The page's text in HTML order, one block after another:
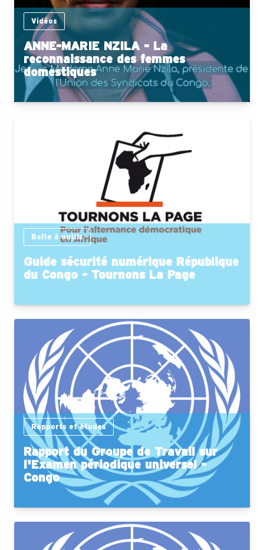
Vidéos
ANNE-MARIE NZILA - La
reconnaissance des femmes
domestiques
Boîte à outils
Guide sécurité numérique République
du Congo - Tournons La Page
Rapports et études
Rapport du Groupe de Travail sur
l'Examen périodique universel -
Congo